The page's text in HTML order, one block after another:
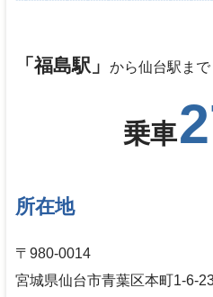
「福島駅」 から仙台駅まで
乗車
所在地
〒980-0014
宮城県仙台市青葉区本町1-6-